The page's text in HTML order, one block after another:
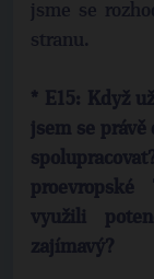
jsme se
stranu.
* E15: Když
jsem se
proevropské
využili
zajímavý?